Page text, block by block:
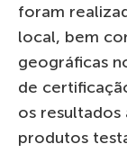
foram
local, bem
geográficas
de
os resultados
produtos